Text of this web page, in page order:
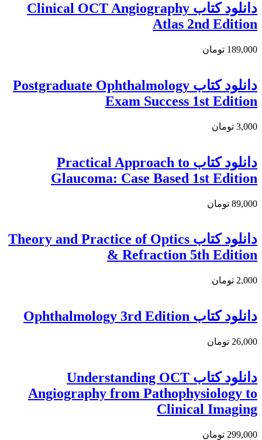
دانلود كتاب Clinical OCT Angiography
Atlas 2nd Edition
189,000 تومان
دانلود کتاب Postgraduate Ophthalmology
Exam Success 1st Edition
3,000 تومان
دانلود كتاب Practical Approach to
Glaucoma: Case Based 1st Edition
89,000 تومان
دانلود کتاب Theory and Practice of Optics
& Refraction 5th Edition
2,000 تومان
دانلود کتاب Ophthalmology 3rd Edition
26,000 تومان
دانلود کتاب Understanding OCT
Angiography from Pathophysiology to
Clinical Imaging
299,000 تومان